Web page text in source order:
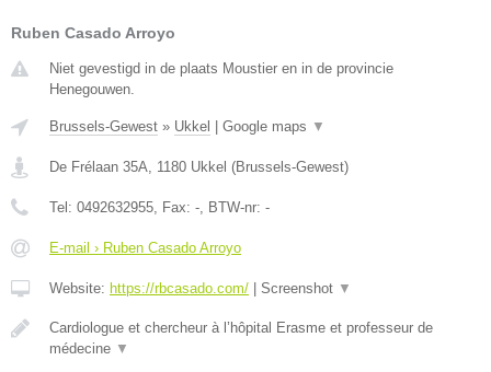
Ruben Casado Arroyo
Niet gevestigd in de plaats Moustier en in de provincie
Henegouwen.
Brussels-Gewest » Ukkel Google maps ▼
De Frélaan 35A, 1180 Ukkel (Brussels-Gewest)
Tel: 0492632955, Fax: -, BTW-nr: -
E-mail › Ruben Casado Arroyo
Website: https://rbcasado.com/ Screenshot ▼
Cardiologue et chercheur à l’hôpital Erasme et professeur de
médecine ▼